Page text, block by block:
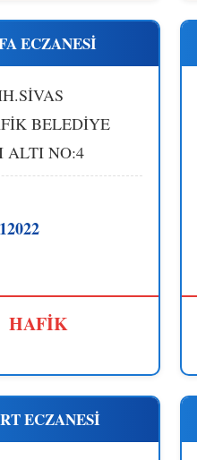
ECZANESİ
BELEDİYE
ALTI NO:4
HAFİK
ECZANESİ